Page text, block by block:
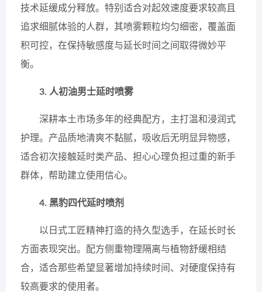
技术延缓成分释放。特别适合对起效速度要求较高且
追求细腻体验的人群，其喷雾颗粒均匀细密，覆盖面
积可控，在保持敏感度与延长时间之间取得微妙平
衡。
3. 人初油男士延时喷雾
深耕本土市场多年的经典配方，主打温和浸润式
护理。产品质地清爽不黏腻，吸收后无明显异物感，
适合初次接触延时类产品、担心心理负担过重的新手
群体，帮助建立使用信心。
4. 黑豹四代延时喷剂
以日式工匠精神打造的持久型选手，在延长时长
方面表现突出。配方侧重物理隔离与植物舒缓相结
合，适合那些希望显著增加持续时间、对硬度保持有
较高要求的使用者。